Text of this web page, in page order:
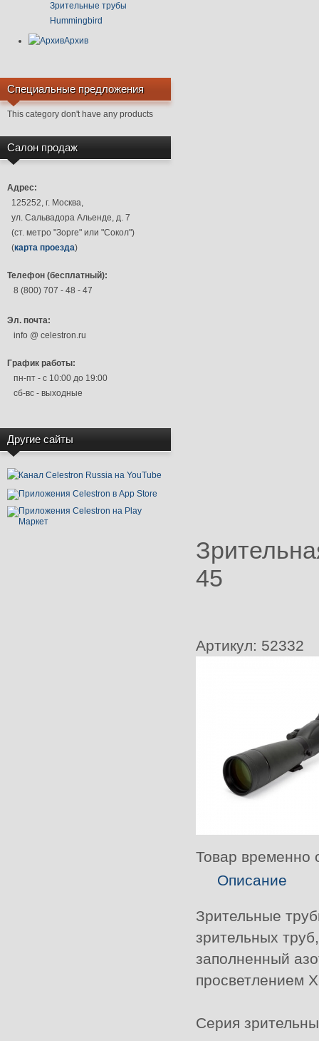
Зрительные трубы
Hummingbird
Архив
Специальные предложения
This category don't have any products
Салон продаж
Адрес:
125252, г. Москва,
ул. Сальвадора Альенде, д. 7
(ст. метро "Зорге" или "Сокол")
(карта проезда)
Телефон (бесплатный):
8 (800) 707 - 48 - 47
Эл. почта:
info @ celestron.ru
График работы:
пн-пт - с 10:00 до 19:00
сб-вс - выходные
Другие сайты
45
Артикул: 52332
Товар временно
Описание
Зрительные
зрительных
заполненный
просветлением
Серия